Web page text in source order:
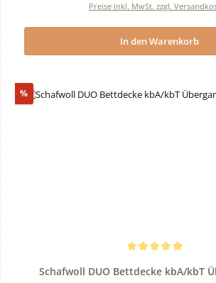
Preise inkl. MwSt. zzgl.
In den Warenkorb
%Rabatt
Schafwoll DUO Bettdecke kbA/kbT